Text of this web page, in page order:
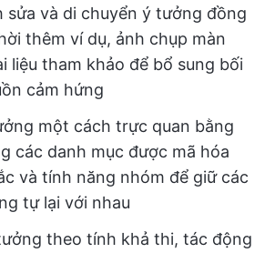
sửa và di chuyển ý tưởng đồng
thêm ví dụ, ảnh chụp màn
liệu tham khảo để bổ sung bối
cảm hứng
một cách trực quan bằng
các danh mục được mã hóa
và tính năng nhóm để giữ các
tự lại với nhau
theo tính khả thi, tác động